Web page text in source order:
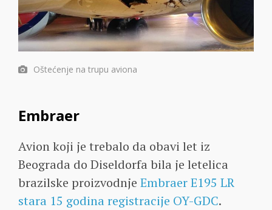
Oštećenje na trupu aviona
Embraer
Avion koji je trebalo da obavi let iz
Beograda do Diseldorfa bila je letelica
brazilske proizvodnje Embraer E195 LR
stara 15 godina registracije OY-GDC.